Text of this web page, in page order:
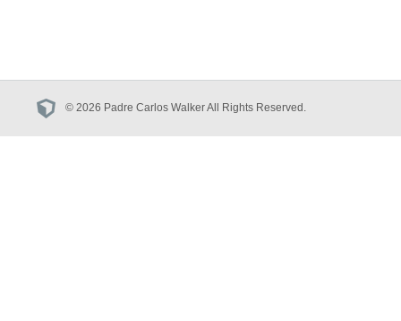
© 2026 Padre Carlos Walker All Rights Reserved.